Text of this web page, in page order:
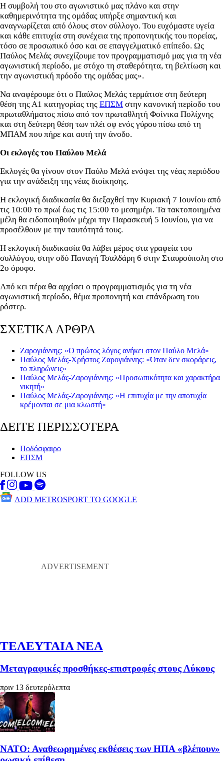
Η συμβολή του στο αγωνιστικό μας πλάνο και στην
καθημερινότητα της ομάδας υπήρξε σημαντική και
αναγνωρίζεται από όλους στον σύλλογο. Του ευχόμαστε υγεία
και κάθε επιτυχία στη συνέχεια της προπονητικής του πορείας,
τόσο σε προσωπικό όσο και σε επαγγελματικό επίπεδο. Ως
Παύλος Μελάς συνεχίζουμε τον προγραμματισμό μας για τη νέα
αγωνιστική περίοδο, με στόχο τη σταθερότητα, τη βελτίωση και
την αγωνιστική πρόοδο της ομάδας μας».
Να αναφέρουμε ότι ο Παύλος Μελάς τερμάτισε στη δεύτερη
θέση της Α1 κατηγορίας της ΕΠΣΜ στην κανονική περίοδο του
πρωταθλήματος πίσω από τον πρωταθλητή Φοίνικα Πολίχνης
και στη δεύτερη θέση των πλέι οφ ενός γύρου πίσω από τη
ΜΠΑΜ που πήρε και αυτή την άνοδο.
Οι εκλογές του Παύλου Μελά
Εκλογές θα γίνουν στον Παύλο Μελά ενόψει της νέας περιόδου
για την ανάδειξη της νέας διοίκησης.
Η εκλογική διαδικασία θα διεξαχθεί την Κυριακή 7 Ιουνίου από
τις 10:00 το πρωί έως τις 15:00 το μεσημέρι. Τα τακτοποιημένα
μέλη θα ειδοποιηθούν μέχρι την Παρασκευή 5 Ιουνίου, για να
προσέλθουν με την ταυτότητά τους.
Η εκλογική διαδικασία θα λάβει μέρος στα γραφεία του
συλλόγου, στην οδό Παναγή Τσαλδάρη 6 στην Σταυρούπολη στο
2ο όροφο.
Από κει πέρα θα αρχίσει ο προγραμματισμός για τη νέα
αγωνιστική περίοδο, θέμα προπονητή και επάνδρωση του
ρόστερ.
ΣΧΕΤΙΚΑ ΑΡΘΡΑ
Ζαρογιάννης: «Ο πρώτος λόγος ανήκει στον Παύλο Μελά»
Παύλος Μελάς-Χρήστος Ζαρογιάννης: «Όταν δεν σκοράρεις,
το πληρώνεις»
Παύλος Μελάς-Ζαρογιάννης: «Προσωπικότητα και χαρακτήρα
νικητή»
Παύλος Μελάς-Ζαρογιάννης: «Η επιτυχία με την αποτυχία
κρέμονται σε μια κλωστή»
ΔΕΙΤΕ ΠΕΡΙΣΣΟΤΕΡΑ
Ποδόσφαιρο
ΕΠΣΜ
FOLLOW US
ADD METROSPORT TO GOOGLE
ΤΕΛΕΥΤΑΙΑ ΝΕΑ
Μεταγραφικές προσθήκες-επιστροφές στους Λύκους
πριν 13 δευτερόλεπτα
ΝΑΤΟ: Αναθεωρημένες εκθέσεις των ΗΠΑ «βλέπουν»